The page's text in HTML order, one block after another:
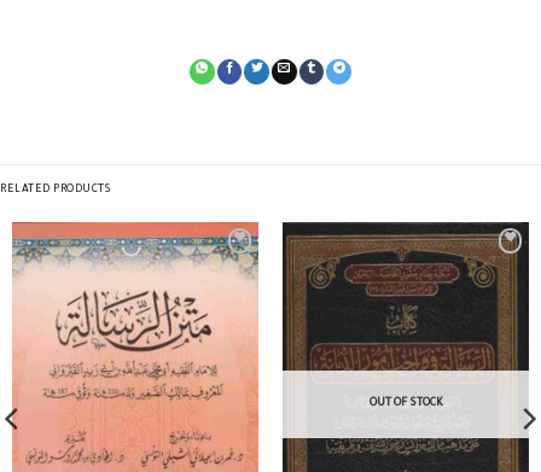
RELATED PRODUCTS
OUT OF STOCK